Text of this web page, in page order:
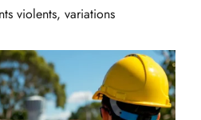
violents, variations